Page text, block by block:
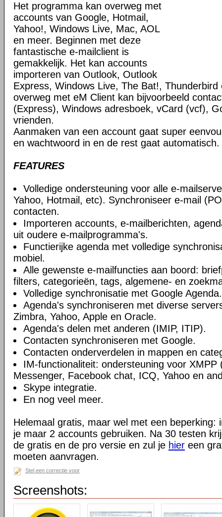
Het programma kan overweg met
accounts van Google, Hotmail,
Yahoo!, Windows Live, Mac, AOL
en meer. Beginnen met deze
fantastische e-mailclient is
gemakkelijk. Het kan accounts
importeren van Outlook, Outlook
Express, Windows Live, The Bat!, Thunderbird
overweg met eM Client kan bijvoorbeeld
(Express), Windows adresboek, vCard (vcf),
vrienden.
Aanmaken van een account gaat super
en wachtwoord in en de rest gaat automatisch.
FEATURES
Volledige ondersteuning voor alle e-
Yahoo, Hotmail, etc). Synchroniseer e-mail
contacten.
Importeren accounts, e-mailberichten,
uit oudere e-mailprogramma's.
Functierijke agenda met volledige
mobiel.
Alle gewenste e-mailfuncties aan boord:
filters, categorieën, tags, algemene- en
Volledige synchronisatie met Google Agenda.
Agenda's synchroniseren met diverse
Zimbra, Yahoo, Apple en Oracle.
Agenda's delen met anderen (IMIP, ITIP).
Contacten synchroniseren met Google.
Contacten onderverdelen in mappen en
IM-functionaliteit: ondersteuning voor XMPP
Messenger, Facebook chat, ICQ, Yahoo en
Skype integratie.
En nog veel meer.
Helemaal gratis, maar wel met een beperking:
je maar 2 accounts gebruiken. Na 30 testen
de gratis en de pro versie en zul je hier een
moeten aanvragen.
Stel een correctie voor
Screenshots: